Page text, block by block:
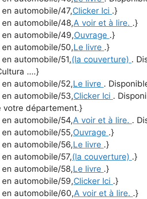
en automobile/47,Clicker Ici .}
en automobile/48,A voir et à lire. .}
en automobile/49,Ouvrage .}
en automobile/50,Le livre .}
en automobile/51,(la couverture) .
….}
en automobile/52,Le livre .
en automobile/53,Clicker Ici .
votre département.}
en automobile/54,A voir et à lire. .
en automobile/55,Ouvrage .}
en automobile/56,Le livre .}
en automobile/57,(la couverture) .}
en automobile/58,Le livre .}
en automobile/59,Clicker Ici .}
en automobile/60,A voir et à lire. .}